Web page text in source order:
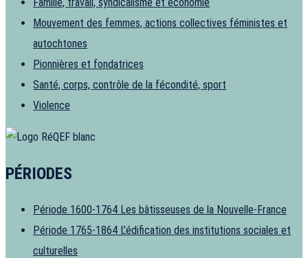
Mouvement des femmes, actions collectives féministes et
autochtones
Pionnières et fondatrices
Santé, corps, contrôle de la fécondité, sport
Violence
PÉRIODES
Période 1600-1764 Les bâtisseuses de la Nouvelle-France
Période 1765-1864 L’édification des institutions sociales et
culturelles